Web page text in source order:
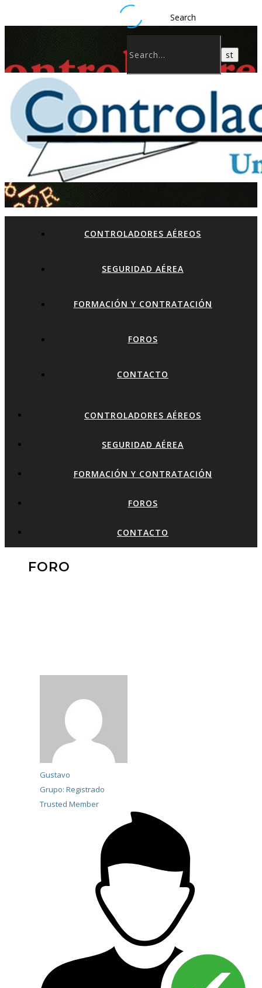
Search
CONTROLADORES AÉREOS
SEGURIDAD AÉREA
FORMACIÓN Y CONTRATACIÓN
FOROS
CONTACTO
CONTROLADORES AÉREOS
SEGURIDAD AÉREA
FORMACIÓN Y CONTRATACIÓN
FOROS
CONTACTO
FORO
Gustavo
Grupo: Registrado
Trusted Member